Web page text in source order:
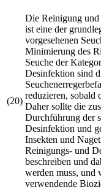
(20)
Die Reinigung
ist eine der
vorgesehenen
Minimierung des
Seuche der
Desinfektion sind
reduzieren, sobald
Daher sollte die
Durchführung der
Desinfektion und
Insekten und
Reinigungs- und
beschreiben und
werden muss, und
verwendende